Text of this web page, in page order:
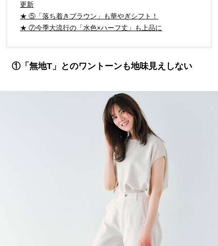
更新
★ ⑤「落ち着きブラウン」も華やぎシフト！
★ ⑦今季大流行の「水色×ハーフ丈」も上品に
①「無地T」とのワントーンも地味見えしない